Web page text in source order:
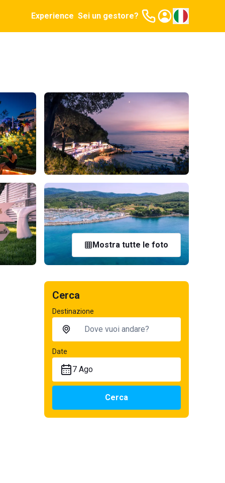
Experience Sei un gestore?
Mostra tutte le foto
Cerca
Destinazione
Date
7 Ago
Cerca